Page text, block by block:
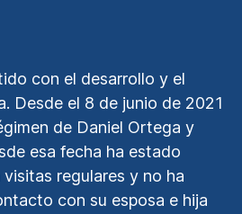
con el desarrollo y el
Desde el 8 de junio de 2021
de Daniel Ortega y
esa fecha ha estado
regulares y no ha
con su esposa e hija